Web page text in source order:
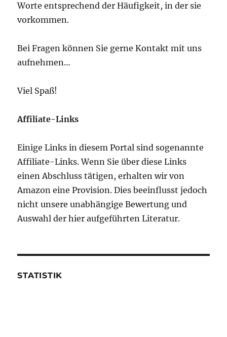
Worte entsprechend der Häufigkeit, in der sie
vorkommen.
Bei Fragen können Sie gerne Kontakt mit uns
aufnehmen…
Viel Spaß!
Affiliate-Links
Einige Links in diesem Portal sind sogenannte
Affiliate-Links. Wenn Sie über diese Links
einen Abschluss tätigen, erhalten wir von
Amazon eine Provision. Dies beeinflusst jedoch
nicht unsere unabhängige Bewertung und
Auswahl der hier aufgeführten Literatur.
STATISTIK